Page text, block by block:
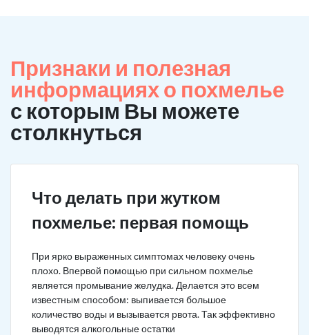
Признаки и полезная
информациях о похмелье
с которым Вы можете
столкнуться
Что делать при жутком
похмелье: первая помощь
При ярко выраженных симптомах человеку очень
плохо. Впервой помощью при сильном похмелье
является промывание желудка. Делается это всем
известным способом: выпивается большое
количество воды и вызывается рвота. Так эффективно
выводятся алкогольные остатки